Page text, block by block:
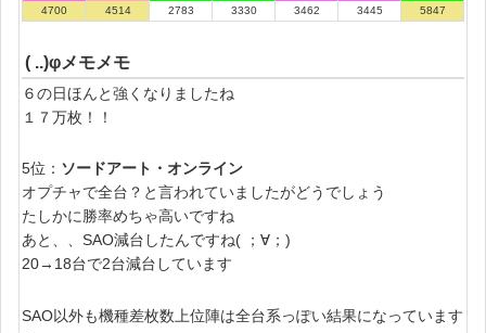
4700
4514
2783
3330
3462
3445
5847
( ..)φメモメモ
６の日ほんと強くなりましたね
１７万枚！！
5位： ソードアート・オンライン
オプチャで全台？と言われていましたがどうでしょう
たしかに勝率めちゃ高いですね
あと、、SAO減台したんですね( ；∀；)
20→18台で2台減台しています
SAO以外も機種差枚数上位陣は全台系っぽい結果になっています